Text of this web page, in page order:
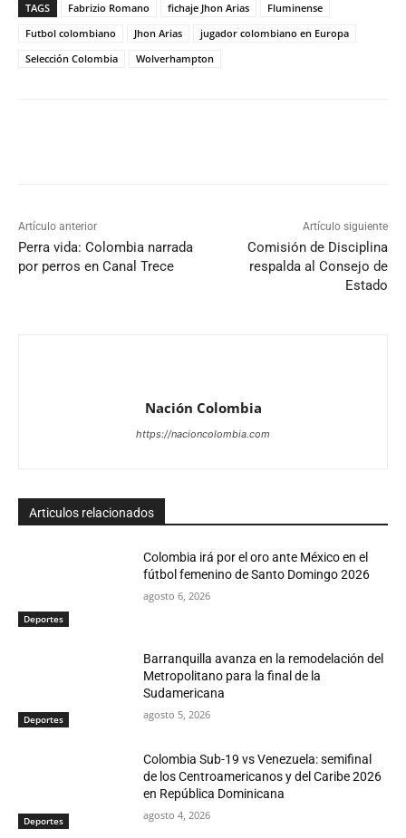
TAGS Fabrizio Romano fichaje Jhon Arias
Fluminense
Futbol colombiano
Jhon Arias
jugador colombiano en Europa
Selección Colombia
Wolverhampton
Artículo anterior
Perra vida: Colombia narrada
por perros en Canal Trece
Artículo siguiente
Comisión de Disciplina
respalda al Consejo de
Estado
Nación Colombia
https://nacioncolombia.com
Articulos relacionados
Deportes
Colombia irá por el oro ante México en el
fútbol femenino de Santo Domingo 2026
agosto 6, 2026
Deportes
Barranquilla avanza en la remodelación del
Metropolitano para la final de la
Sudamericana
agosto 5, 2026
Deportes
Colombia Sub-19 vs Venezuela: semifinal
de los Centroamericanos y del Caribe 2026
en República Dominicana
agosto 4, 2026